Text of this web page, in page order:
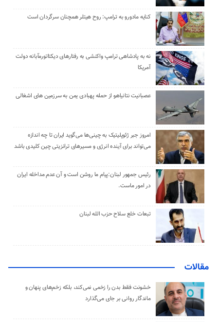
کنایه مادورو به ترامپ: روح هیتلر همچنان سرگردان است
نه به پادشاهی ترامپ واکنشی به رفتارهای دیکتاتورمآبانه دولت
آمریکا
عصبانیت نتانیاهو از حمله پهبادی یمن به سرزمین های اشغالی
امروز جبر ژئوپلیتیک به چینی‌ها می‌گوید ایران تا چه اندازه
می‌تواند برای آینده انرژی و مسیرهای ترانزیتی چین کلیدی باشد
رئیس جمهور لبنان:پیام ما روشن است و آن عدم مداخله ایران
در امور ماست.
تبعات خلع سلاح حزب الله لبنان
مقالات
خشونت فقط بدن را زخمی نمی‌کند، بلکه زخم‌های پنهان و
ماندگار روانی بر جای می‌گذارد